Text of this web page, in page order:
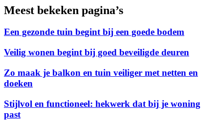
Meest bekeken pagina’s
Een gezonde tuin begint bij een goede bodem
Veilig wonen begint bij goed beveiligde deuren
Zo maak je balkon en tuin veiliger met netten en
doeken
Stijlvol en functioneel: hekwerk dat bij je woning
past